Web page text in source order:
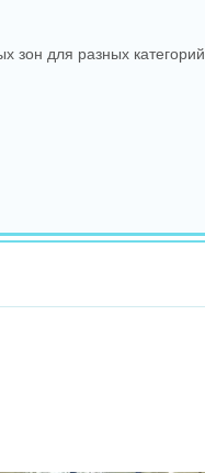
зон для разных категорий